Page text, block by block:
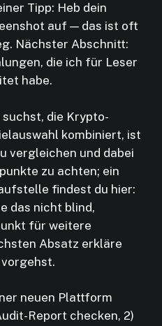
Tipp: Heb dein
auf — das ist oft
Nächster Abschnitt:
die ich für Leser
habe.
die Krypto-
kombiniert, ist
vergleichen und dabei
zu achten; ein
findest du hier:
das nicht blind,
für weitere
Absatz erkläre
neuen Plattform
Report checken, 2)